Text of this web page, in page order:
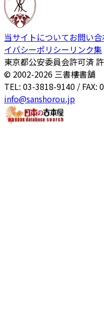
当サイトについてお問い
イバシーポリシー リンク集
東京都公安委員会許可済
© 2002-2026 三書樓書舗
TEL: 03-3818-9140 / FAX:
info@sanshorou.jp